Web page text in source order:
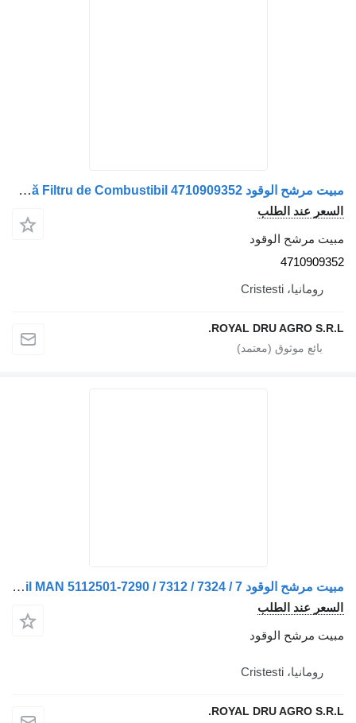
مبيت مرشح الوقود Carcasă Filtru de Combustibil 4710909352 لـ الشاحنات Mercedes-Benz A 13
عند الطلب
مرشح الوقود
رومانيا، Cristesti
ROYAL DRU AGRO
مبيت مرشح الوقود Carcasă filtru de combustibil MAN 5112501-7290 / 7312 / 7324 / 7 لـ الشاحنات
عند الطلب
مرشح الوقود
رومانيا، Cristesti
ROYAL DRU AGRO